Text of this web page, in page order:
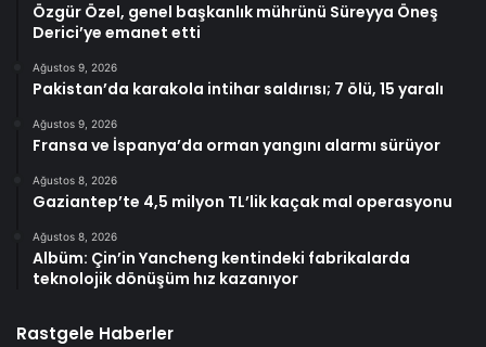
Özgür Özel, genel başkanlık mührünü Süreyya Öneş
Derici’ye emanet etti
Ağustos 9, 2026
Pakistan’da karakola intihar saldırısı; 7 ölü, 15 yaralı
Ağustos 9, 2026
Fransa ve İspanya’da orman yangını alarmı sürüyor
Ağustos 8, 2026
Gaziantep’te 4,5 milyon TL’lik kaçak mal operasyonu
Ağustos 8, 2026
Albüm: Çin’in Yancheng kentindeki fabrikalarda
teknolojik dönüşüm hız kazanıyor
Rastgele Haberler